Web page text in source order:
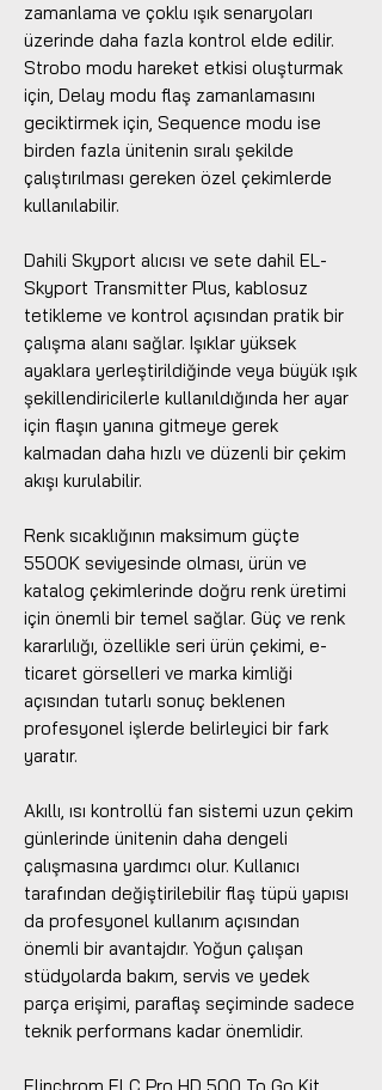
zamanlama ve çoklu ışık senaryoları
üzerinde daha fazla kontrol elde edilir.
Strobo modu hareket etkisi oluşturmak
için, Delay modu flaş zamanlamasını
geciktirmek için, Sequence modu ise
birden fazla ünitenin sıralı şekilde
çalıştırılması gereken özel çekimlerde
kullanılabilir.
Dahili Skyport alıcısı ve sete dahil EL-
Skyport Transmitter Plus, kablosuz
tetikleme ve kontrol açısından pratik bir
çalışma alanı sağlar. Işıklar yüksek
ayaklara yerleştirildiğinde veya büyük ışık
şekillendiricilerle kullanıldığında her ayar
için flaşın yanına gitmeye gerek
kalmadan daha hızlı ve düzenli bir çekim
akışı kurulabilir.
Renk sıcaklığının maksimum güçte
5500K seviyesinde olması, ürün ve
katalog çekimlerinde doğru renk üretimi
için önemli bir temel sağlar. Güç ve renk
kararlılığı, özellikle seri ürün çekimi, e-
ticaret görselleri ve marka kimliği
açısından tutarlı sonuç beklenen
profesyonel işlerde belirleyici bir fark
yaratır.
Akıllı, ısı kontrollü fan sistemi uzun çekim
günlerinde ünitenin daha dengeli
çalışmasına yardımcı olur. Kullanıcı
tarafından değiştirilebilir flaş tüpü yapısı
da profesyonel kullanım açısından
önemli bir avantajdır. Yoğun çalışan
stüdyolarda bakım, servis ve yedek
parça erişimi, paraflaş seçiminde sadece
teknik performans kadar önemlidir.